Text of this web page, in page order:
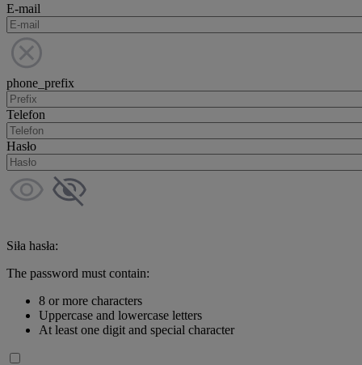
E-mail
phone_prefix
Telefon
Hasło
Siła hasła:
The password must contain:
8 or more characters
Uppercase and lowercase letters
At least one digit and special character